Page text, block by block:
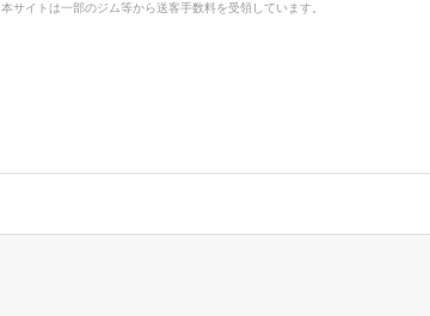
本サイトは一部のジム等から送客手数料を受領しています。